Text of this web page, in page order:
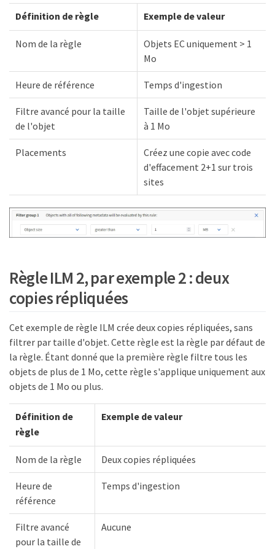
Définition de règle Exemple de valeur
Nom de la règle
Objets EC uniquement > 1
Mo
Heure de référence Temps d'ingestion
Filtre avancé pour la taille
de l'objet
Taille de l'objet supérieure
à 1 Mo
Placements
Créez une copie avec code
d'effacement 2+1 sur trois
sites
Règle ILM 2, par exemple 2 : deux
copies répliquées
Cet exemple de règle ILM crée deux copies répliquées, sans
filtrer par taille d'objet. Cette règle est la règle par défaut de
la règle. Étant donné que la première règle filtre tous les
objets de plus de 1 Mo, cette règle s'applique uniquement aux
objets de 1 Mo ou plus.
Définition de
règle
Exemple de valeur
Nom de la règle Deux copies répliquées
Heure de
référence
Temps d'ingestion
Filtre avancé
pour la taille de
Aucune